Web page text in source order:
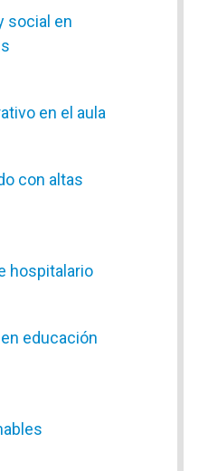
social en
en el aula
con altas
hospitalario
educación